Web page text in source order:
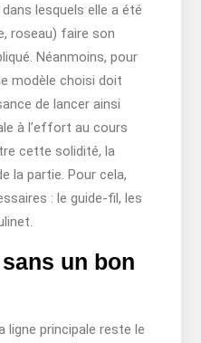
lesquels elle a été
roseau) faire son
Néanmoins, pour
modèle choisi doit
de lancer ainsi
à l’effort au cours
cette solidité, la
la partie. Pour cela,
: le guide-fil, les
un bon
ligne principale reste le